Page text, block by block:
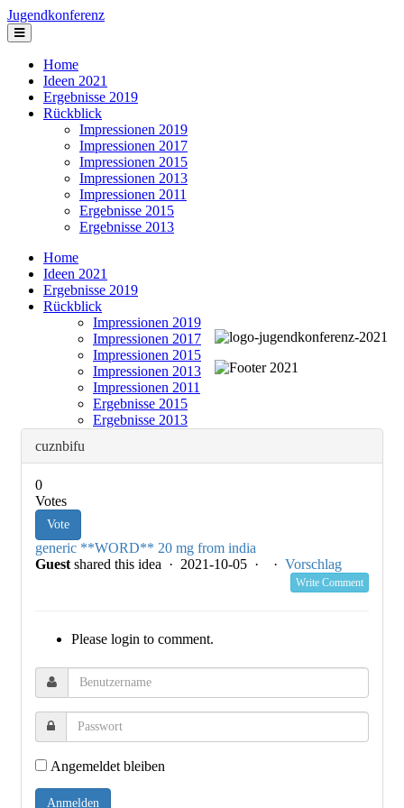
Jugendkonferenz
Home
Ideen 2021
Ergebnisse 2019
Rückblick
Impressionen 2019
Impressionen 2017
Impressionen 2015
Impressionen 2013
Impressionen 2011
Ergebnisse 2015
Ergebnisse 2013
Home
Ideen 2021
Ergebnisse 2019
Rückblick
Impressionen 2019
Impressionen 2017
Impressionen 2015
Impressionen 2013
Impressionen 2011
Ergebnisse 2015
Ergebnisse 2013
cuznbifu
0
Votes
Vote
generic **WORD** 20 mg from india
Guest shared this idea · 2021-10-05 · · Vorschlag
Write Comment
Please login to comment.
Angemeldet bleiben